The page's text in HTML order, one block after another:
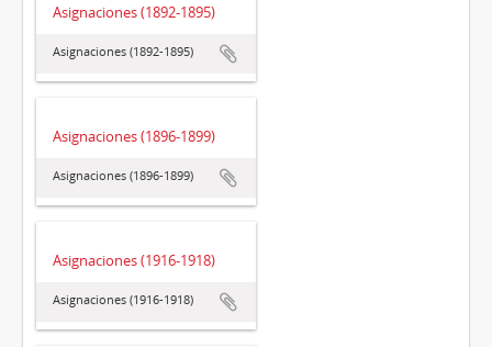
Asignaciones (1892-1895)
Asignaciones (1892-1895)
Asignaciones (1896-1899)
Asignaciones (1896-1899)
Asignaciones (1916-1918)
Asignaciones (1916-1918)